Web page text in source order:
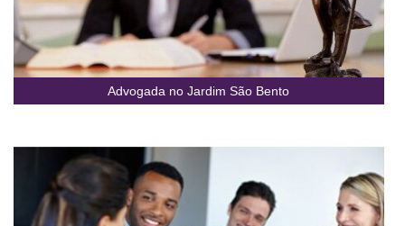
Advogada no Jardim São Bento